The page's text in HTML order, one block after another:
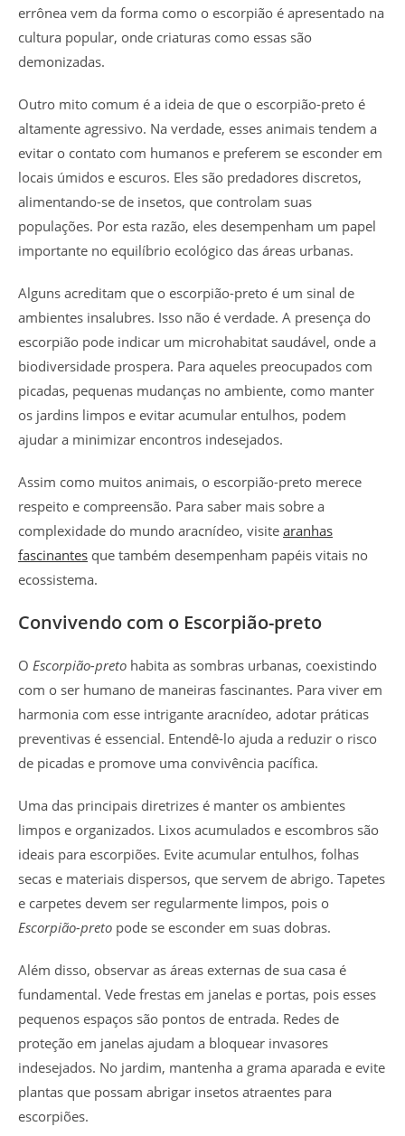
errônea vem da forma como o escorpião é apresentado na
cultura popular, onde criaturas como essas são
demonizadas.
Outro mito comum é a ideia de que o escorpião-preto é
altamente agressivo. Na verdade, esses animais tendem a
evitar o contato com humanos e preferem se esconder em
locais úmidos e escuros. Eles são predadores discretos,
alimentando-se de insetos, que controlam suas
populações. Por esta razão, eles desempenham um papel
importante no equilíbrio ecológico das áreas urbanas.
Alguns acreditam que o escorpião-preto é um sinal de
ambientes insalubres. Isso não é verdade. A presença do
escorpião pode indicar um microhabitat saudável, onde a
biodiversidade prospera. Para aqueles preocupados com
picadas, pequenas mudanças no ambiente, como manter
os jardins limpos e evitar acumular entulhos, podem
ajudar a minimizar encontros indesejados.
Assim como muitos animais, o escorpião-preto merece
respeito e compreensão. Para saber mais sobre a
complexidade do mundo aracnídeo, visite aranhas
fascinantes que também desempenham papéis vitais no
ecossistema.
Convivendo com o Escorpião-preto
O Escorpião-preto habita as sombras urbanas, coexistindo
com o ser humano de maneiras fascinantes. Para viver em
harmonia com esse intrigante aracnídeo, adotar práticas
preventivas é essencial. Entendê-lo ajuda a reduzir o risco
de picadas e promove uma convivência pacífica.
Uma das principais diretrizes é manter os ambientes
limpos e organizados. Lixos acumulados e escombros são
ideais para escorpiões. Evite acumular entulhos, folhas
secas e materiais dispersos, que servem de abrigo. Tapetes
e carpetes devem ser regularmente limpos, pois o
Escorpião-preto pode se esconder em suas dobras.
Além disso, observar as áreas externas de sua casa é
fundamental. Vede frestas em janelas e portas, pois esses
pequenos espaços são pontos de entrada. Redes de
proteção em janelas ajudam a bloquear invasores
indesejados. No jardim, mantenha a grama aparada e evite
plantas que possam abrigar insetos atraentes para
escorpiões.